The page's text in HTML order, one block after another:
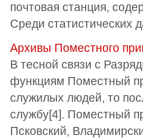
почтовая станция,
Среди статистических
Архивы Поместного
В тесной связи с
функциям Поместный
служилых людей, то
службу[4]. Поместный
Псковский,